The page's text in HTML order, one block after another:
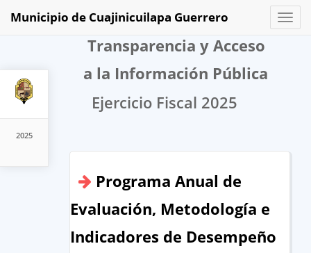
2025
Toggle
Municipio de Cuajinicuilapa Guerrero
Transparencia y Acceso
a la Información Pública
Ejercicio Fiscal 2025
Programa Anual de
Evaluación, Metodología e
Indicadores de Desempeño